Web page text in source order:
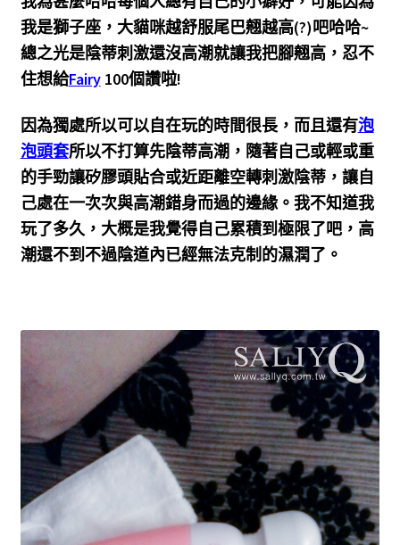
我是獅子座，大貓咪越舒服尾巴翹越高(?)吧哈哈~
總之光是陰蒂刺激還沒高潮就讓我把腳翹高，忍不
住想給Fairy100個讚啦!
因為獨處所以可以自在玩的時間很長，而且還有泡
泡頭套所以不打算先陰蒂高潮，隨著自己或輕或重
的手勁讓矽膠頭貼合或近距離空轉刺激陰蒂，讓自
己處在一次次與高潮錯身而過的邊緣。我不知道我
玩了多久，大概是我覺得自己累積到極限了吧，高
潮還不到不過陰道內已經無法克制的濕潤了。